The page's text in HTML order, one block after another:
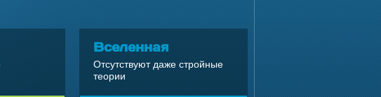
Вселенная
Отсутствуют даже стройные
теории